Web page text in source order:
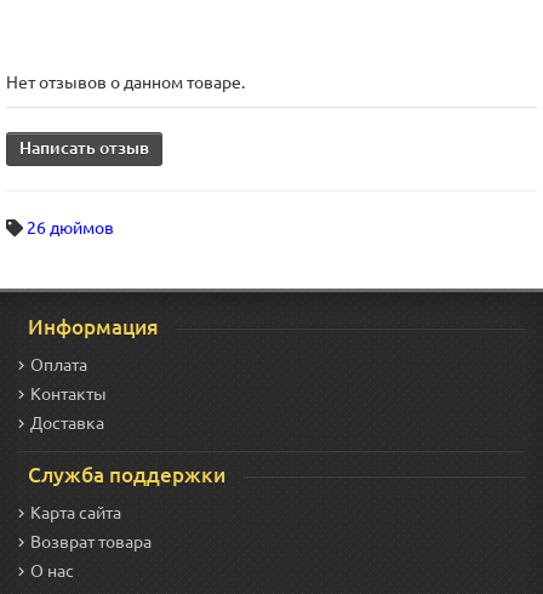
Нет отзывов о данном товаре.
Написать отзыв
26 дюймов
Информация
Оплата
Контакты
Доставка
Служба поддержки
Карта сайта
Возврат товара
О нас